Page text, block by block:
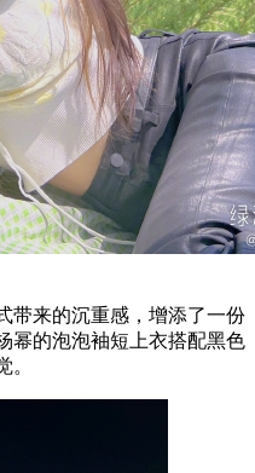
来的沉重感，增添了一份
幂的泡泡袖短上衣搭配黑色
。